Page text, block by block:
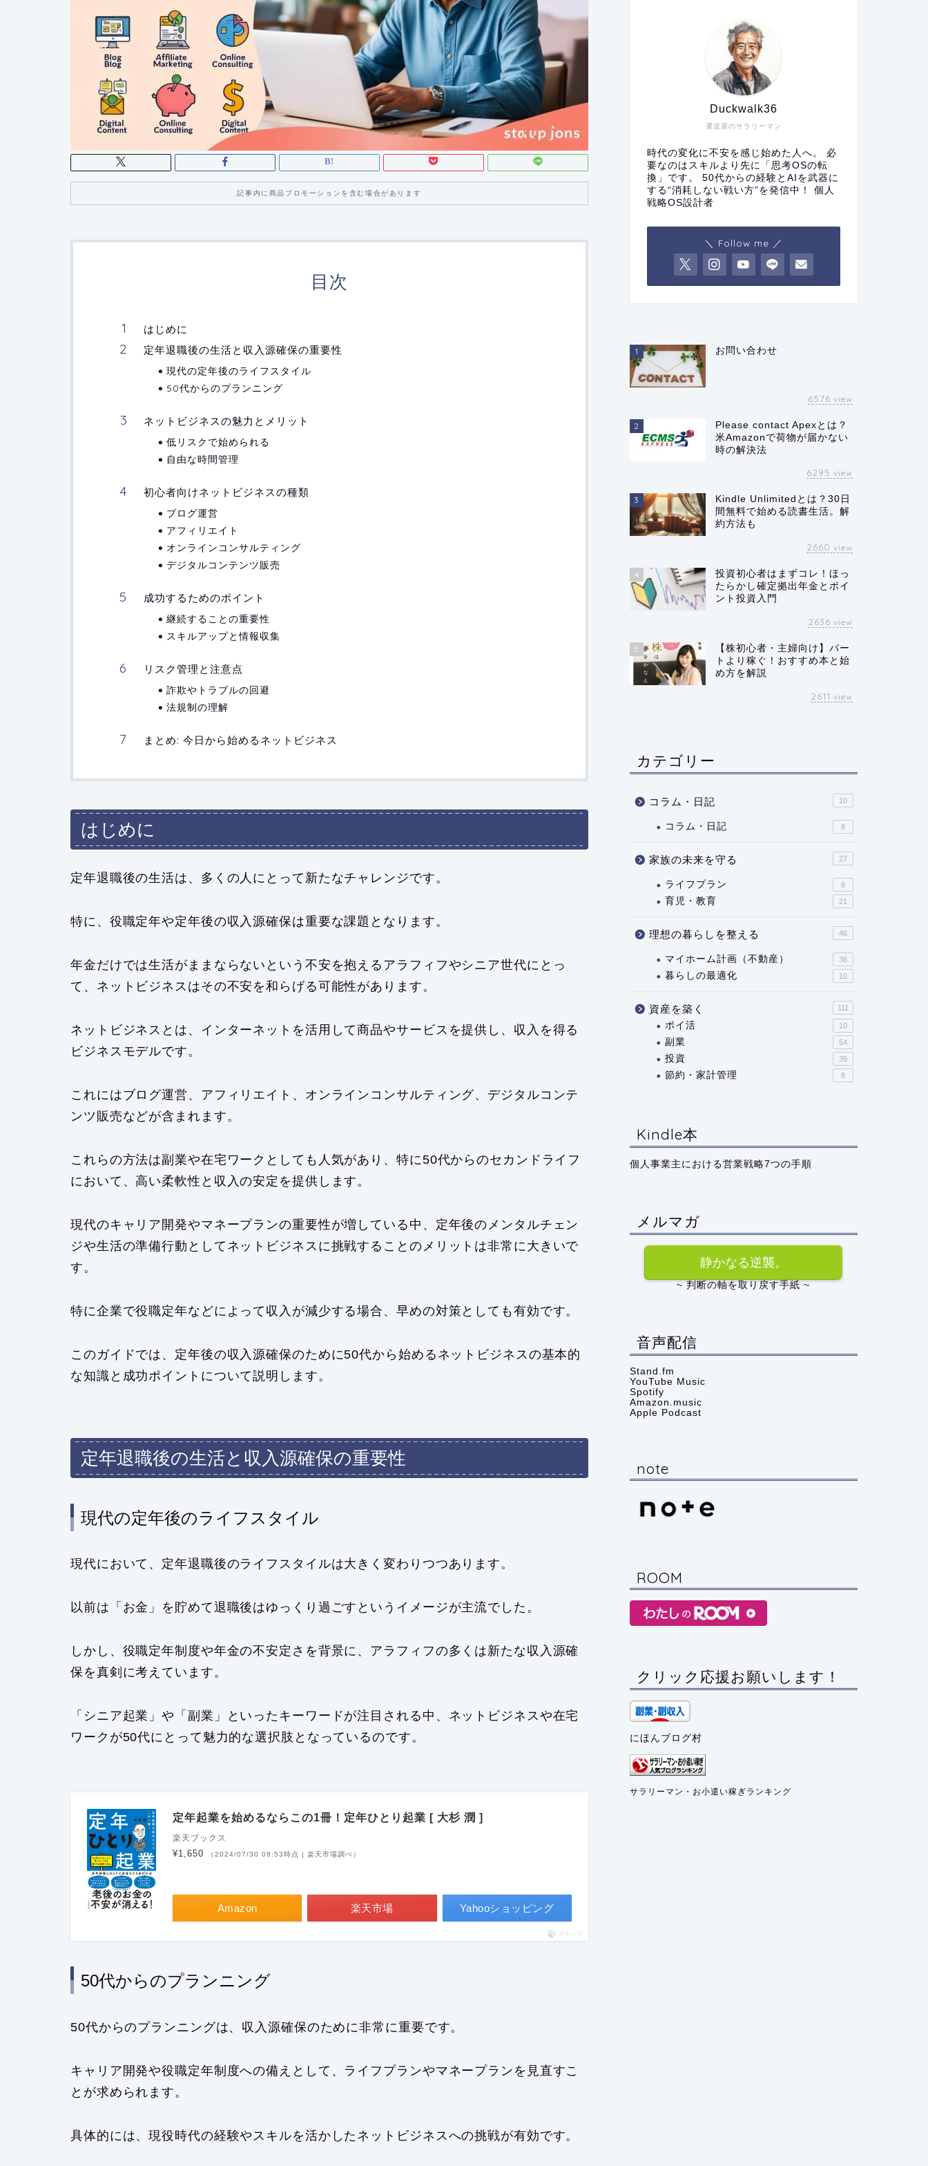
記事内に商品プロモーションを含む場合があります
目次
はじめに
定年退職後の生活と収入源確保の重要性
現代の定年後のライフスタイル
50代からのプランニング
ネットビジネスの魅力とメリット
低リスクで始められる
自由な時間管理
初心者向けネットビジネスの種類
ブログ運営
アフィリエイト
オンラインコンサルティング
デジタルコンテンツ販売
成功するためのポイント
継続することの重要性
スキルアップと情報収集
リスク管理と注意点
詐欺やトラブルの回避
法規制の理解
まとめ: 今日から始めるネットビジネス
はじめに
定年退職後の生活は、多くの人にとって新たなチャレンジです。
特に、役職定年や定年後の収入源確保は重要な課題となります。
年金だけでは生活がままならないという不安を抱えるアラフィフやシニア世代にとっ
て、ネットビジネスはその不安を和らげる可能性があります。
ネットビジネスとは、インターネットを活用して商品やサービスを提供し、収入を得る
ビジネスモデルです。
これにはブログ運営、アフィリエイト、オンラインコンサルティング、デジタルコンテ
ンツ販売などが含まれます。
これらの方法は副業や在宅ワークとしても人気があり、特に50代からのセカンドライフ
において、高い柔軟性と収入の安定を提供します。
現代のキャリア開発やマネープランの重要性が増している中、定年後のメンタルチェン
ジや生活の準備行動としてネットビジネスに挑戦することのメリットは非常に大きいで
す。
特に企業で役職定年などによって収入が減少する場合、早めの対策としても有効です。
このガイドでは、定年後の収入源確保のために50代から始めるネットビジネスの基本的
な知識と成功ポイントについて説明します。
定年退職後の生活と収入源確保の重要性
現代の定年後のライフスタイル
現代において、定年退職後のライフスタイルは大きく変わりつつあります。
以前は「お金」を貯めて退職後はゆっくり過ごすというイメージが主流でした。
しかし、役職定年制度や年金の不安定さを背景に、アラフィフの多くは新たな収入源確
保を真剣に考えています。
「シニア起業」や「副業」といったキーワードが注目される中、ネットビジネスや在宅
ワークが50代にとって魅力的な選択肢となっているのです。
定年起業を始めるならこの1冊！定年ひとり起業 [ 大杉 潤 ]
楽天ブックス
¥1,650 （2024/07/30 08:53時点 | 楽天市場調べ）
Amazon 楽天市場 Yahooショッピング
ポチップ
50代からのプランニング
50代からのプランニングは、収入源確保のために非常に重要です。
キャリア開発や役職定年制度への備えとして、ライフプランやマネープランを見直すこ
とが求められます。
具体的には、現役時代の経験やスキルを活かしたネットビジネスへの挑戦が有効です。
運送屋のサラリーマン
Duckwalk36
時代の変化に不安を感じ始めた人へ。 必
要なのはスキルより先に「思考OSの転
換」です。 50代からの経験とAIを武器に
する“消耗しない戦い方”を発信中！ 個人
戦略OS設計者
＼ Follow me ／
1 お問い合わせ
6576 view
2
Please contact Apexとは？
米Amazonで荷物が届かない
時の解決法
6295 view
3
Kindle Unlimitedとは？30日
間無料で始める読書生活。解
約方法も
2660 view
4
投資初心者はまずコレ！ほっ
たらかし確定拠出年金とポイ
ント投資入門
2636 view
5
【株初心者・主婦向け】パー
トより稼ぐ！おすすめ本と始
め方を解説
2611 view
カテゴリー
コラム・日記 10
コラム・日記 8
家族の未来を守る 27
ライフプラン 6
育児・教育 21
理想の暮らしを整える 46
マイホーム計画（不動産） 36
暮らしの最適化 10
資産を築く 111
ポイ活 10
副業 54
投資 39
節約・家計管理 8
Kindle本
個人事業主における営業戦略7つの手順
メルマガ
静かなる逆襲。
~ 判断の軸を取り戻す手紙 ~
音声配信
Stand.fm
YouTube Music
Spotify
Amazon.music
Apple Podcast
note
ROOM
クリック応援お願いします！
にほんブログ村
サラリーマン・お小遣い稼ぎランキング